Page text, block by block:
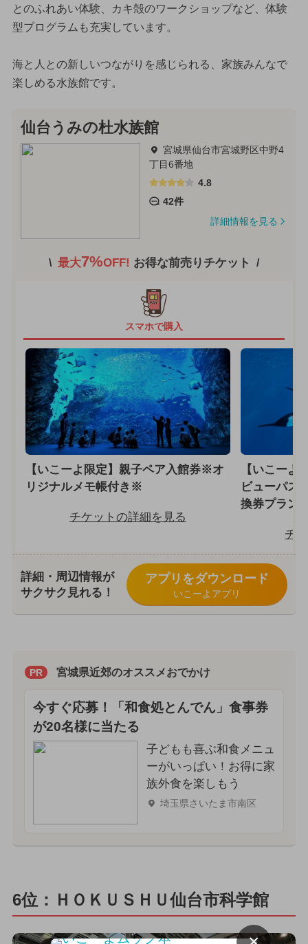
とのふれあい体験、カキ殻のワークショップなど、体験
型プログラムも充実しています。
海と人との新しいつながりを感じられる、家族みんなで
楽しめる水族館です。
仙台うみの杜水族館
宮城県仙台市宮城野区中野4
丁目6番地
4.8
42件
詳細情報を見る
最大7%OFF! お得な前売りチケット
スマホで購入
【いこーよ限定】親子ペア入館券※オ
リジナルメモ帳付き※
チケットの詳細を見る
【いこーよ
ビューパス
換券プラン♪
チ
詳細・周辺情報が
サクサク見れる！
アプリをダウンロード
いこーよアプリ
PR 宮城県近郊のオススメおでかけ
今すぐ応募！「和食処とんでん」食事券
が20名様に当たる
子どもも喜ぶ和食メニュ
ーがいっぱい！お得に家
族外食を楽しもう
埼玉県さいたま市南区
6位：ＨＯＫＵＳＨＵ仙台市科学館